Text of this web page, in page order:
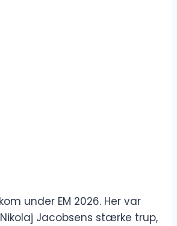
under EM 2026. Her var
Jacobsens stærke trup,